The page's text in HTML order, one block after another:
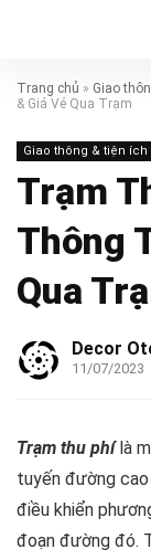
Trang chủ » Giao
& Giá Vé Qua Trạm
Giao thông & tiện ích
Trạm
Thông
Qua
Decor
11/07/2023
Trạm thu phí là
tuyến đường
điều khiển
đoạn đường đó.